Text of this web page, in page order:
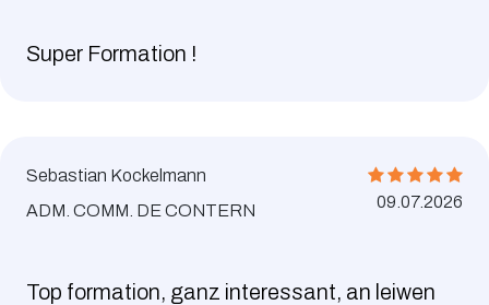
Super Formation !
Sebastian Kockelmann
ADM. COMM. DE CONTERN
09.07.2026
Top formation, ganz interessant, an leiwen